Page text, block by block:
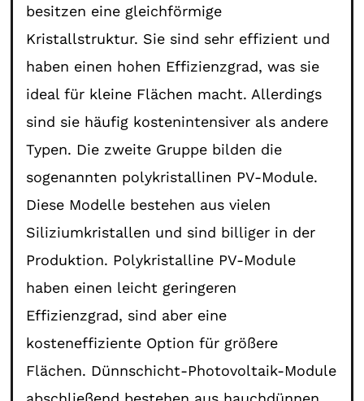
besitzen eine gleichförmige
Kristallstruktur. Sie sind sehr effizient und
haben einen hohen Effizienzgrad, was sie
ideal für kleine Flächen macht. Allerdings
sind sie häufig kostenintensiver als andere
Typen. Die zweite Gruppe bilden die
sogenannten polykristallinen PV-Module.
Diese Modelle bestehen aus vielen
Siliziumkristallen und sind billiger in der
Produktion. Polykristalline PV-Module
haben einen leicht geringeren
Effizienzgrad, sind aber eine
kosteneffiziente Option für größere
Flächen. Dünnschicht-Photovoltaik-Module